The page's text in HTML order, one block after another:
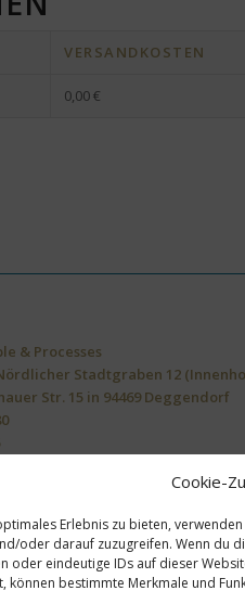
Cookie-
Erlebnis zu bieten,
oder darauf zuzugreifen. Wenn du
oder eindeutige IDs auf dieser
können bestimmte Merkmale und
VERSANDKOSTEN
0,00 €
& Processes
Stadtgraben 12
Str. 15 in 94469 Deggendorf